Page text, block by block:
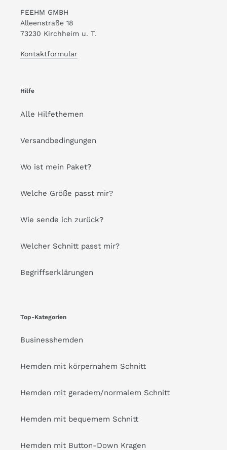
FEEHM GMBH
Alleenstraße 18
73230 Kirchheim u. T.
Kontaktformular
Hilfe
Alle Hilfethemen
Versandbedingungen
Wo ist mein Paket?
Welche Größe passt mir?
Wie sende ich zurück?
Welcher Schnitt passt mir?
Begriffserklärungen
Top-Kategorien
Businesshemden
Hemden mit körpernahem Schnitt
Hemden mit geradem/normalem Schnitt
Hemden mit bequemem Schnitt
Hemden mit Button-Down Kragen